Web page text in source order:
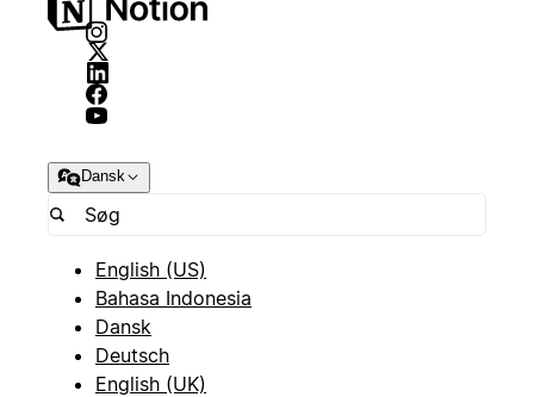
Dansk
English (US)
Bahasa Indonesia
Dansk
Deutsch
English (UK)